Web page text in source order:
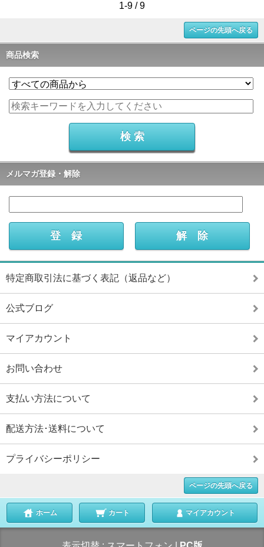
1-9 / 9
ページの先頭へ戻る
商品検索
メルマガ登録・解除
特定商取引法に基づく表記（返品など）
公式ブログ
マイアカウント
お問い合わせ
支払い方法について
配送方法･送料について
プライバシーポリシー
ページの先頭へ戻る
ホーム カート マイアカウント